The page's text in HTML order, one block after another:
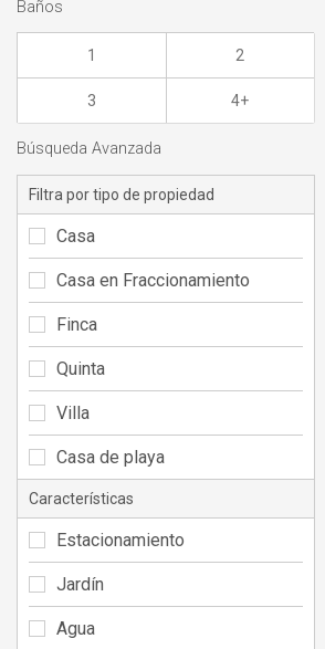
Baños
1 2
3 4+
Búsqueda Avanzada
Filtra por tipo de propiedad
Casa
Casa en Fraccionamiento
Finca
Quinta
Villa
Casa de playa
Características
Estacionamiento
Jardín
Agua